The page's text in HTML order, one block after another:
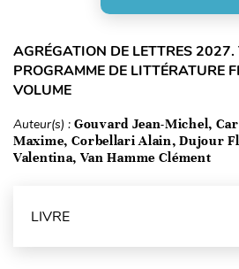
AGRÉGATION DE LETTRES 2027.
PROGRAMME DE LITTÉRATURE
VOLUME
Auteur(s) : Gouvard Jean-Michel,
Maxime, Corbellari Alain, Dujour
Valentina, Van Hamme Clément
LIVRE